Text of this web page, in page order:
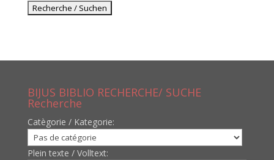
BIJUS BIBLIO RECHERCHE/ SUCHE
Recherche
Catègorie / Kategorie:
Plein texte / Volltext: